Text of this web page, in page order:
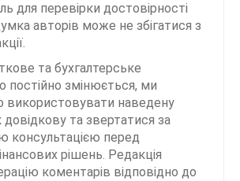
для перевірки достовірності
авторів може не збігатися з
та бухгалтерське
постійно змінюється, ми
використовувати наведену
та звертатися за
консультацією перед
рішень. Редакція
коментарів відповідно до